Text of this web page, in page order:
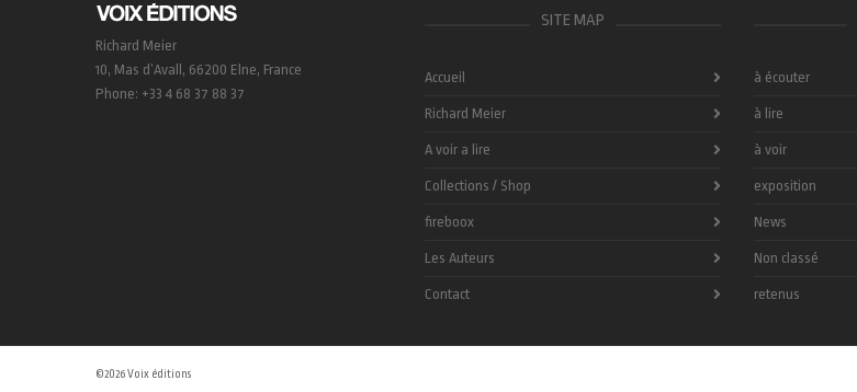
Richard Meier
10, Mas d’Avall, 66200 Elne, France
Phone: +33 4 68 37 88 37
SITE MAP
Accueil
Richard Meier
A voir a lire
Collections / Shop
fireboox
Les Auteurs
Contact
à écouter
à lire
à voir
exposition
News
Non classé
retenus
©2026 Voix éditions